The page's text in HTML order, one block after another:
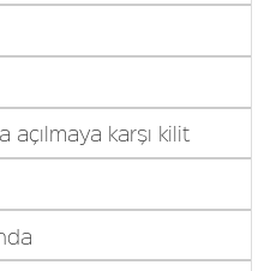
karşı kilit